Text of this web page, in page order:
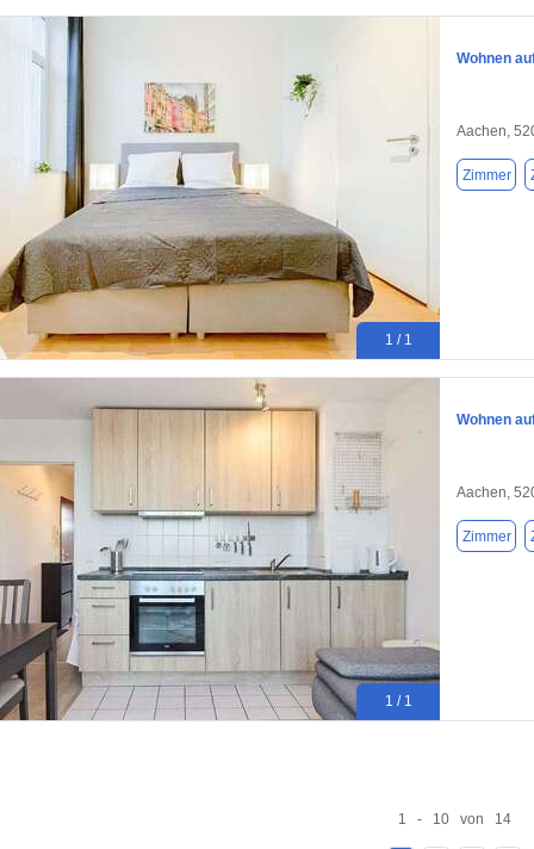
1 / 1
Wohnen
Aachen,
Zimmer
1 / 1
Wohnen
Aachen,
Zimmer
1 - 10 von 14